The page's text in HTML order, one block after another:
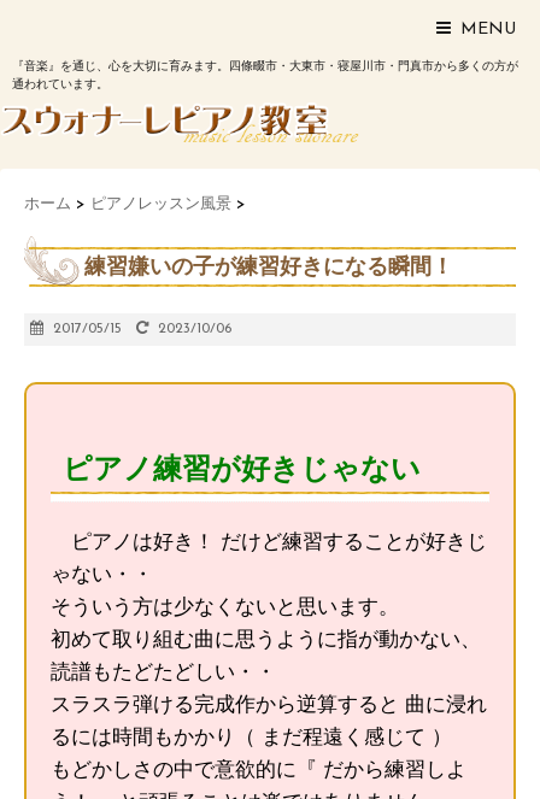
MENU
『音楽』を通じ、心を大切に育みます。四條畷市・大東市・寝屋川市・門真市から多くの方が
通われています。
ホーム > ピアノレッスン風景 >
練習嫌いの子が練習好きになる瞬間！
2017/05/15 2023/10/06
ピアノ練習が好きじゃない
ピアノは好き！ だけど練習することが好きじ
ゃない・・
そういう方は少なくないと思います。
初めて取り組む曲に思うように指が動かない、
読譜もたどたどしい・・
スラスラ弾ける完成作から逆算すると 曲に浸れ
るには時間もかかり（ まだ程遠く感じて ）
もどかしさの中で意欲的に『 だから練習しよ